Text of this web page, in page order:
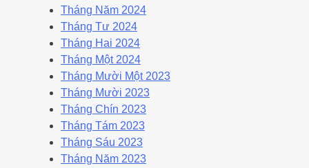
Tháng Năm 2024
Tháng Tư 2024
Tháng Hai 2024
Tháng Một 2024
Tháng Mười Một 2023
Tháng Mười 2023
Tháng Chín 2023
Tháng Tám 2023
Tháng Sáu 2023
Tháng Năm 2023